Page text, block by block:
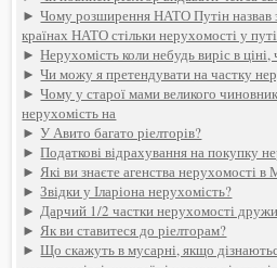
►Чому розширення НАТО Путін назвав
країнах НАТО стільки нерухомості у
►Нерухомість коли небудь виріс в ціні,
►Чи можу я претендувати на частку
►Чому у старої мами великого
нерухомість на
►У Авито багато ріелторів?
►Податкові відрахування на покупку
►Які ви знаєте агенства нерухомості в
►Звідки у Іларіона нерухомість?
►Дарчий 1/2 частки нерухомості
►Як ви ставитеся до ріелторам?
►Що скажуть в мусарні, якщо